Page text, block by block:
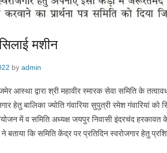
मशीन
by admin
द्वारा श्री महावीर स्मारक सेवा समिति के
हेतु बालिका ज्योति गंवारिया सुपुत्री रमेश गंवारियां
में व समिति अध्यक्ष जयपुर निवासी इंदरचंद हरकावत
कि समिति केंद्र पर प्रतिदिन स्वरोजगार हेतु